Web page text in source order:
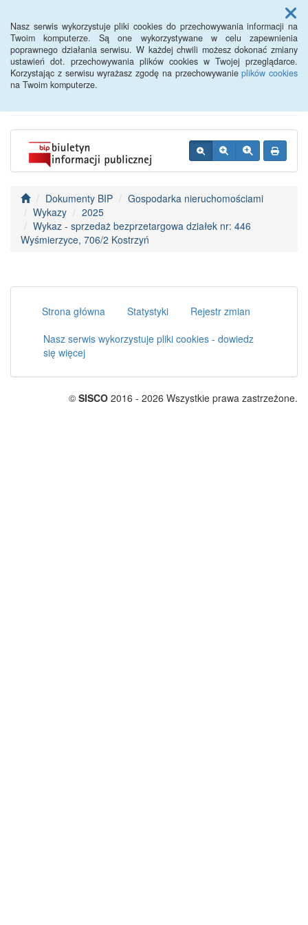
Nasz serwis wykorzystuje pliki cookies do przechowywania informacji na
Twoim komputerze. Są one wykorzystywane w celu zapewnienia
poprawnego działania serwisu. W każdej chwili możesz dokonać zmiany
ustawień dot. przechowywania plików cookies w Twojej przeglądarce.
Korzystając z serwisu wyrażasz zgodę na przechowywanieplików cookies
na Twoim komputerze.
Menu
BIP - Urząd Miejski
Wyśmierzyce
Dokumenty BIP
Gospodarka nieruchomościami
Wykazy
2025
Wykaz - sprzedaż bezprzetargowa działek nr: 446
Wyśmierzyce, 706/2 Kostrzyń
Strona główna Statystyki
Rejestr zmian
Nasz serwis wykorzystuje pliki cookies - dowiedz
się więcej
© SISCO 2016 - 2026 Wszystkie prawa zastrzeżone.